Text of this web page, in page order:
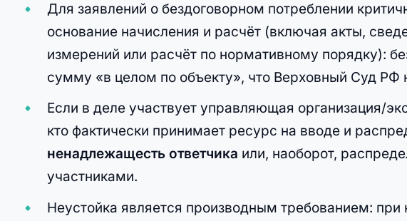
Для заявлений о бездоговорном потреблении
основание начисления и расчёт (включая акты,
измерений или расчёт по нормативному порядку):
сумму «в целом по объекту», что Верховный Суд РФ
Если в деле участвует управляющая организация/
кто фактически принимает ресурс на вводе и
ненадлежащесть ответчика или, наоборот,
участниками.
Неустойка является производным требованием: при